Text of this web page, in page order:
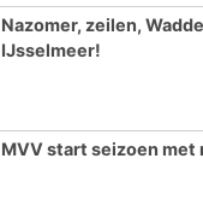
Nazomer, zeilen,
IJsselmeer!
MVV start seizoen met